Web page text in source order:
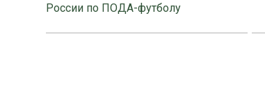
России по ПОДА-футболу